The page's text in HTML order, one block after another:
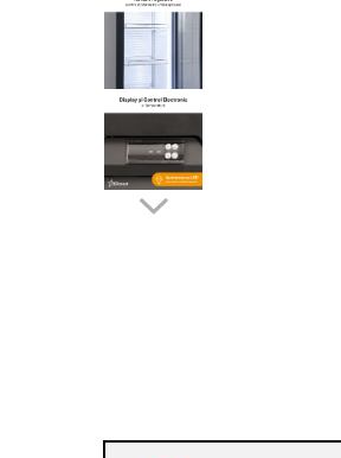
Robot de bucătărie
Sandwich maker
Fier de călcat
Dispozitive smart home